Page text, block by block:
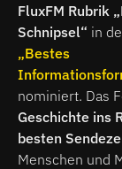
FluxFM Rubrik
Schnipsel“ in
„Bestes
nominiert. Das
Geschichte ins
besten
Menschen und